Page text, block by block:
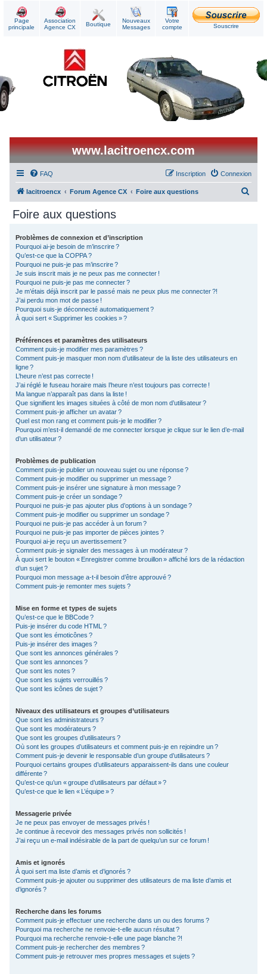
Page
principale
Association
Agence CX
Boutique
Nouveaux
Messages
Votre
compte
Souscrire
www.lacitroencx.com
FAQ Connexion
Inscription
lacitroencx Forum Agence CX Foire aux questions
Foire aux questions
Problèmes de connexion et d’inscription
Pourquoi ai-je besoin de m’inscrire ?
Qu’est-ce que la COPPA ?
Pourquoi ne puis-je pas m’inscrire ?
Je suis inscrit mais je ne peux pas me connecter !
Pourquoi ne puis-je pas me connecter ?
Je m’étais déjà inscrit par le passé mais ne peux plus me connecter ?!
J’ai perdu mon mot de passe !
Pourquoi suis-je déconnecté automatiquement ?
À quoi sert « Supprimer les cookies » ?
Préférences et paramètres des utilisateurs
Comment puis-je modifier mes paramètres ?
Comment puis-je masquer mon nom d’utilisateur de la liste des utilisateurs en
ligne ?
L’heure n’est pas correcte !
J’ai réglé le fuseau horaire mais l’heure n’est toujours pas correcte !
Ma langue n’apparaît pas dans la liste !
Que signifient les images situées à côté de mon nom d’utilisateur ?
Comment puis-je afficher un avatar ?
Quel est mon rang et comment puis-je le modifier ?
Pourquoi m’est-il demandé de me connecter lorsque je clique sur le lien d’e-mail
d’un utilisateur ?
Problèmes de publication
Comment puis-je publier un nouveau sujet ou une réponse ?
Comment puis-je modifier ou supprimer un message ?
Comment puis-je insérer une signature à mon message ?
Comment puis-je créer un sondage ?
Pourquoi ne puis-je pas ajouter plus d’options à un sondage ?
Comment puis-je modifier ou supprimer un sondage ?
Pourquoi ne puis-je pas accéder à un forum ?
Pourquoi ne puis-je pas importer de pièces jointes ?
Pourquoi ai-je reçu un avertissement ?
Comment puis-je signaler des messages à un modérateur ?
À quoi sert le bouton « Enregistrer comme brouillon » affiché lors de la rédaction
d’un sujet ?
Pourquoi mon message a-t-il besoin d’être approuvé ?
Comment puis-je remonter mes sujets ?
Mise en forme et types de sujets
Qu’est-ce que le BBCode ?
Puis-je insérer du code HTML ?
Que sont les émoticônes ?
Puis-je insérer des images ?
Que sont les annonces générales ?
Que sont les annonces ?
Que sont les notes ?
Que sont les sujets verrouillés ?
Que sont les icônes de sujet ?
Niveaux des utilisateurs et groupes d’utilisateurs
Que sont les administrateurs ?
Que sont les modérateurs ?
Que sont les groupes d’utilisateurs ?
Où sont les groupes d’utilisateurs et comment puis-je en rejoindre un ?
Comment puis-je devenir le responsable d’un groupe d’utilisateurs ?
Pourquoi certains groupes d’utilisateurs apparaissent-ils dans une couleur
différente ?
Qu’est-ce qu’un « groupe d’utilisateurs par défaut » ?
Qu’est-ce que le lien « L’équipe » ?
Messagerie privée
Je ne peux pas envoyer de messages privés !
Je continue à recevoir des messages privés non sollicités !
J’ai reçu un e-mail indésirable de la part de quelqu’un sur ce forum !
Amis et ignorés
À quoi sert ma liste d’amis et d’ignorés ?
Comment puis-je ajouter ou supprimer des utilisateurs de ma liste d’amis et
d’ignorés ?
Recherche dans les forums
Comment puis-je effectuer une recherche dans un ou des forums ?
Pourquoi ma recherche ne renvoie-t-elle aucun résultat ?
Pourquoi ma recherche renvoie-t-elle une page blanche ?!
Comment puis-je rechercher des membres ?
Comment puis-je retrouver mes propres messages et sujets ?